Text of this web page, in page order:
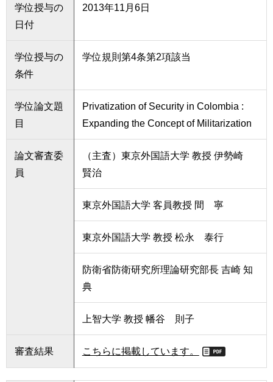
学位授与の
日付
2013年11月6日
学位授与の
条件
学位規則第4条第2項該当
学位論文題
目
Privatization of Security in Colombia :
Expanding the Concept of Militarization
論文審査委
員
（主査）東京外国語大学 教授 伊勢崎
賢治
東京外国語大学 客員教授 間 寧
東京外国語大学 教授 松永 泰行
防衛省防衛研究所理論研究部長 吉崎 知
典
上智大学 教授 幡谷 則子
審査結果 こちらに掲載しています。